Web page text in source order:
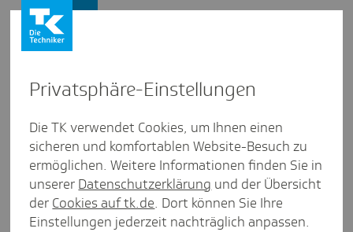
Ecuador
Deutschland und Ecuador pflegen seit vielen
weniger als eine Minute Lesezeit
Firmenkunden Länderübersicht
Privat­sphäre-Einstel­lungen
Die TK verwendet Cookies, um Ihnen einen
sicheren und komfortablen Website-Besuch zu
ermöglichen. Weitere Informationen finden Sie in
unserer Datenschutzerklärung und der Übersicht
der Cookies auf tk.de. Dort können Sie Ihre
Einstellungen jederzeit nachträglich anpassen.